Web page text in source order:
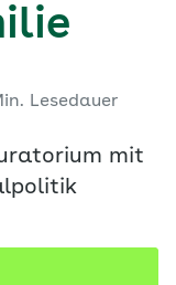
Lesedauer
mit